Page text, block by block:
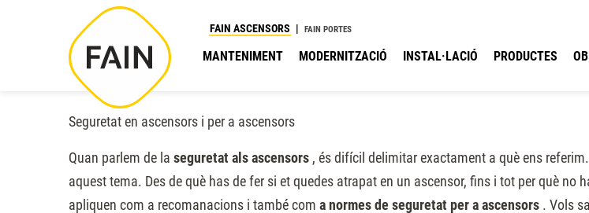
accesibilidad.
FAIN ASCENSORS FAIN PORTES
MANTENIMENT MODERNITZACIÓ INSTAL·LACIÓ PRODUCTES
Seguretat en ascensors i per a ascensors
Quan parlem de la seguretat als ascensors , és difícil delimitar exactament a què ens
aquest tema. Des de què has de fer si et quedes atrapat en un ascensor, fins i tot per què no
apliquen com a recomanacions i també com a normes de seguretat per a ascensors . Vols